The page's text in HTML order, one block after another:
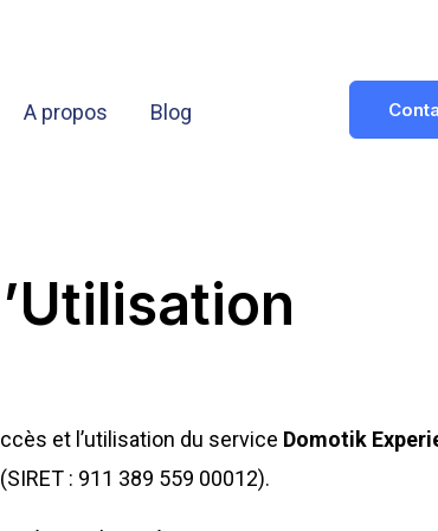
A propos Blog
et l’utilisation du service Domotik
: 911 389 559 00012).